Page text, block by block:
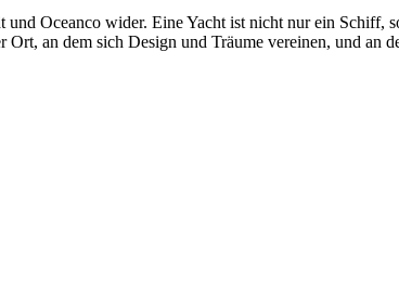
Oceanco wider. Eine Yacht ist nicht nur ein
an dem sich Design und Träume vereinen, und an